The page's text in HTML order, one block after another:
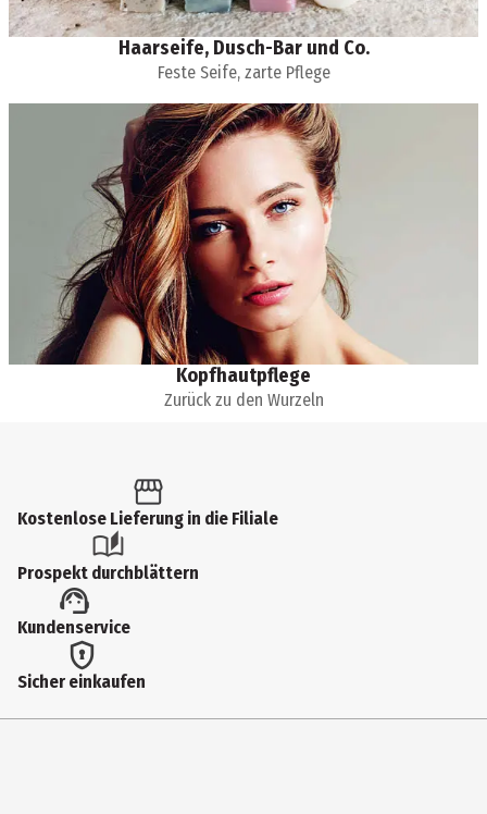
Haarseife, Dusch-Bar und Co.
Feste Seife, zarte Pflege
Kopfhautpflege
Zurück zu den Wurzeln
Kostenlose Lieferung in die Filiale
Prospekt durchblättern
Kundenservice
Sicher einkaufen